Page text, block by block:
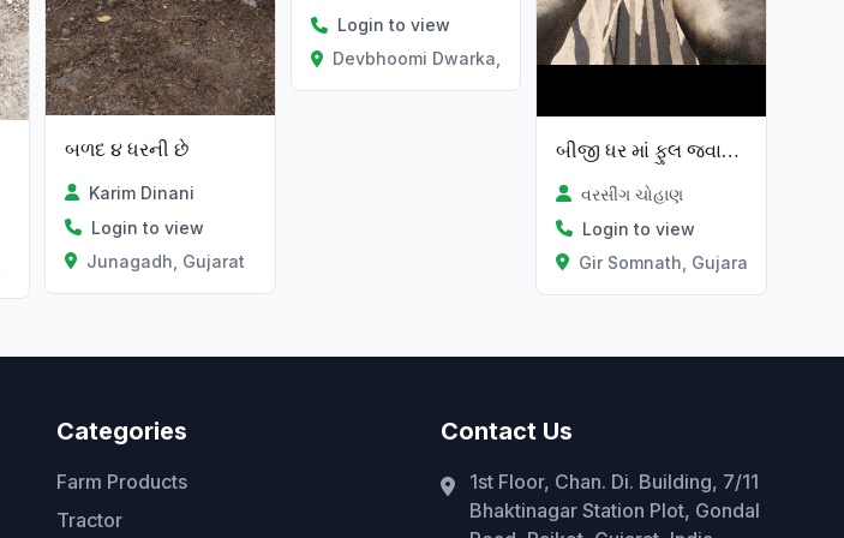
બળદ ૪ ધરની છે
Karim Dinani
Login to view
Junagadh, Gujarat
Login to view
Devbhoomi Dwarka, Gujarat
બીજી ધર માં ફુલ જવાબદારી
વરસીંગ ચોહાણ
Login to view
Gir Somnath, Gujarat
Categories
Farm Products
Tractor
Contact Us
1st Floor, Chan. Di. Building, 7/11
Bhaktinagar Station Plot, Gondal